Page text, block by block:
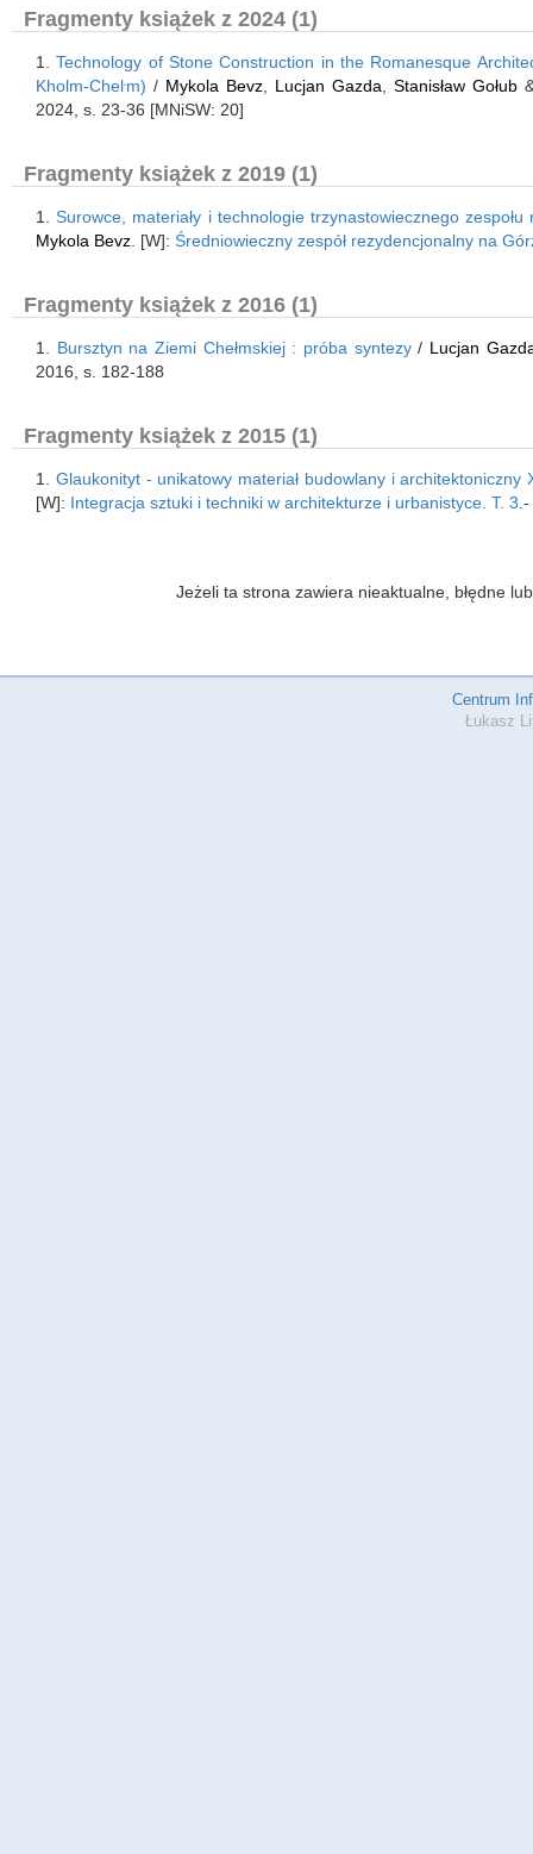
Fragmenty książek z 2024 (1)
1.Technology of Stone Construction in the Romanesque
Kholm-Cheŀm) / Mykola Bevz Lucjan Gazda ,Stanisław Gołub
2024, s. 23-36 [MNiSW: 20]
Fragmenty książek z 2019 (1)
1.Surowce, materiały i technologie trzynastowiecznego
Mykola Bevz . [W]: Średniowieczny zespół rezydencjonalny na
Fragmenty książek z 2016 (1)
1. Bursztyn na Ziemi Chełmskiej : próba syntezy/ Lucjan
2016, s. 182-188
Fragmenty książek z 2015 (1)
1. Glaukonityt - unikatowy materiał budowlany i architektoniczny
[W]: Integracja sztuki i techniki w architekturze i urbanistyce. T. 3
Jeżeli ta strona zawiera nieaktualne, błędne
Centrum
Łukasz